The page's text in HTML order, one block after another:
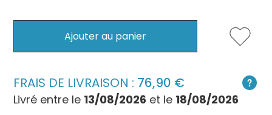
Ajouter au panier
FRAIS DE LIVRAISON : 76,90
Livré entre le 13/08/2026 et le 18/08/2026